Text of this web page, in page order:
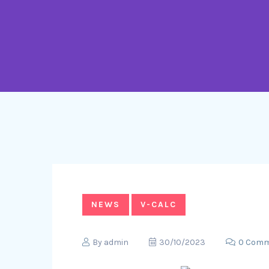
NEWS V-CALC
By admin 30/10/2023 0